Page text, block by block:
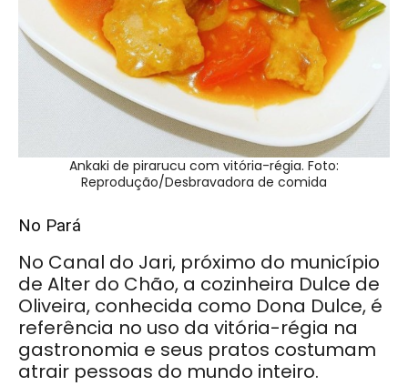
Ankaki de pirarucu com vitória-régia. Foto:
Reprodução/Desbravadora de comida
No Pará
No Canal do Jari, próximo do município
de Alter do Chão, a cozinheira Dulce de
Oliveira, conhecida como Dona Dulce, é
referência no uso da vitória-régia na
gastronomia e seus pratos costumam
atrair pessoas do mundo inteiro.